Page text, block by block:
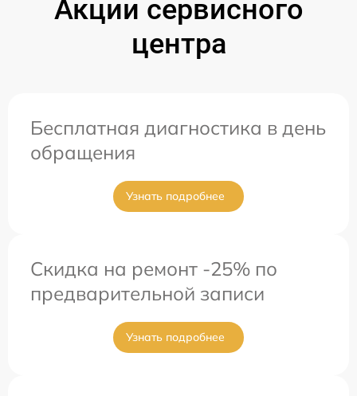
Акции сервисного
центра
Бесплатная диагностика в день
обращения
Узнать подробнее
Скидка на ремонт -25% по
предварительной записи
Узнать подробнее